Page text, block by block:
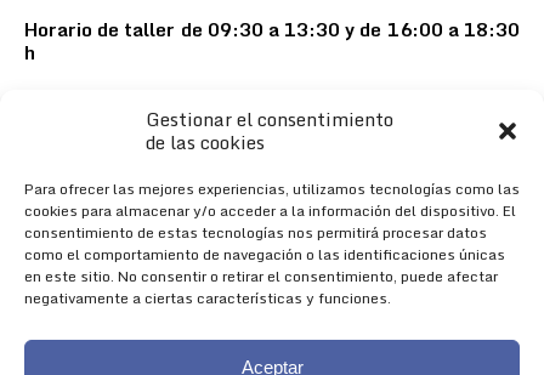
Gestionar el consentimiento
de las cookies
Para ofrecer las mejores experiencias, utilizamos tecnologías como las
cookies para almacenar y/o acceder a la información del dispositivo. El
consentimiento de estas tecnologías nos permitirá procesar datos
como el comportamiento de navegación o las identificaciones únicas
en este sitio. No consentir o retirar el consentimiento, puede afectar
negativamente a ciertas características y funciones.
Aceptar
Horario de taller de 09:30 a 13:30 y de 16:00 a 18:30
h